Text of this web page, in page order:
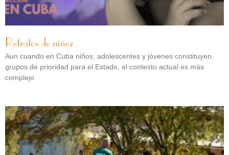
Retratos de niñez
Aun cuando en Cuba niños, adolescentes y jóvenes constituyen
grupos de prioridad para el Estado, el contexto actual es más
complejo